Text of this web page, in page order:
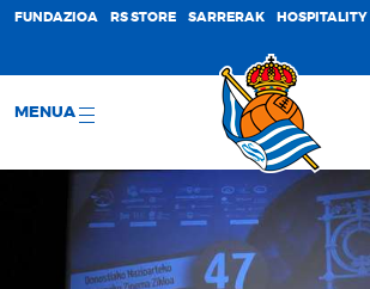
FUNDAZIOA RS STORE SARRERAK HOSPITALITY
MENUA